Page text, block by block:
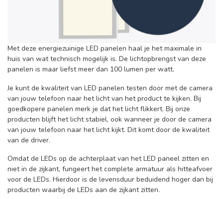
Met deze energiezuinige LED panelen haal je het maximale in
huis van wat technisch mogelijk is. De lichtopbrengst van deze
panelen is maar liefst meer dan 100 lumen per watt.
Je kunt de kwaliteit van LED panelen testen door met de camera
van jouw telefoon naar het licht van het product te kijken. Bij
goedkopere panelen merk je dat het licht flikkert. Bij onze
producten blijft het licht stabiel, ook wanneer je door de camera
van jouw telefoon naar het licht kijkt. Dit komt door de kwaliteit
van de driver.
Omdat de LEDs op de achterplaat van het LED paneel zitten en
niet in de zijkant, fungeert het complete armatuur als hitteafvoer
voor de LEDs. Hierdoor is de levensduur beduidend hoger dan bij
producten waarbij de LEDs aan de zijkant zitten.